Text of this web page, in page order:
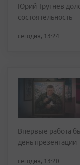
Юрий Трутнев
состоятельность
сегодня, 13:24
Впервые работа
день презентации
сегодня, 13:20